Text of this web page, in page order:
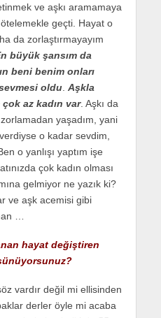
ve aşkı aramamaya
geçti. Hayat o
da zorlaştırmayayım
büyük şansım da
beni benim onları
oldu. Aşkla
az kadın var. Aşkı da
zorlamadan yaşadım, yani
o kadar sevdim,
o yanlışı yaptım işe
çok kadın olması
gelmiyor ne yazık ki?
ve aşk acemisi gibi
…
hayat değiştiren
vardır değil mi ellisinden
derler öyle mi acaba